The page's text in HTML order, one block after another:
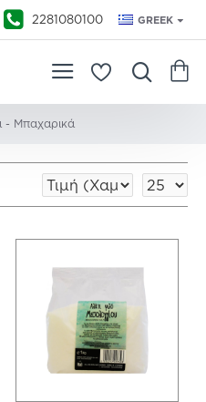
2281080100 GREEK
- Μπαχαρικά